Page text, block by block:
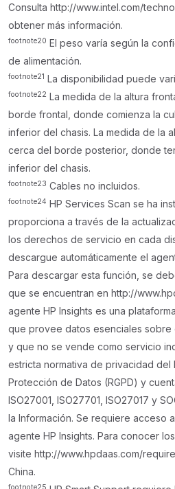
Consulta http://www.intel.com/
obtener más información.
footnote20 El peso varía según la
de alimentación.
footnote21 La disponibilidad puede
footnote22 La medida de la altura
borde frontal, donde comienza la
inferior del chasis. La medida de la
cerca del borde posterior, donde
inferior del chasis.
footnote23 Cables no incluidos.
footnote24 HP Services Scan se ha
proporciona a través de la
los derechos de servicio en cada
descargue automáticamente el
Para descargar esta función, se
que se encuentran en http://
agente HP Insights es una
que provee datos esenciales sobre
y que no se vende como servicio
estricta normativa de privacidad del
Protección de Datos (RGPD) y
ISO27001, ISO27701, ISO27017 y
la Información. Se requiere acceso
agente HP Insights. Para conocer
visite http://www.hpdaas.com/
China.
footnote25